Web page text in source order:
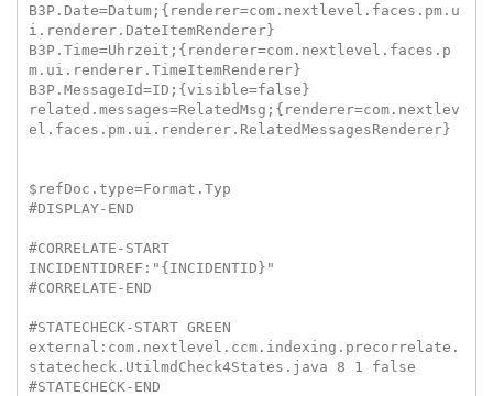
B3P.Date=Datum;{renderer=com.nextlevel.faces.pm.u
i.renderer.DateItemRenderer}
B3P.Time=Uhrzeit;{renderer=com.nextlevel.faces.p
m.ui.renderer.TimeItemRenderer}
B3P.MessageId=ID;{visible=false}
related.messages=RelatedMsg;{renderer=com.nextlev
el.faces.pm.ui.renderer.RelatedMessagesRenderer}
$refDoc.type=Format.Typ
#DISPLAY-END
#CORRELATE-START
INCIDENTIDREF:"{INCIDENTID}"
#CORRELATE-END
#STATECHECK-START GREEN
external:com.nextlevel.ccm.indexing.precorrelate.
statecheck.UtilmdCheck4States.java 8 1 false
#STATECHECK-END